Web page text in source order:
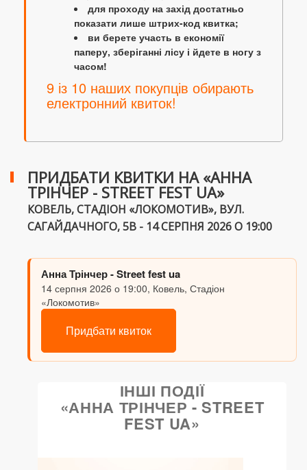
для проходу на захід достатньо
показати лише штрих-код квитка;
ви берете участь в економії
паперу, зберіганні лісу і йдете в ногу з
часом!
9 із 10 наших покупців обирають
електронний квиток!
ПРИДБАТИ КВИТКИ НА «АННА
ТРІНЧЕР - STREET FEST UA»
КОВЕЛЬ, СТАДІОН «ЛОКОМОТИВ», ВУЛ.
САГАЙДАЧНОГО, 5В - 14 СЕРПНЯ 2026 О 19:00
Анна Трінчер - Street fest ua
14 серпня 2026 о 19:00, Ковель, Стадіон
«Локомотив»
Придбати квиток
ІНШІ ПОДІЇ
«АННА ТРІНЧЕР - STREET
FEST UA»